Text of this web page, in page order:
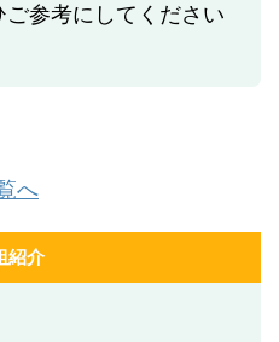
ご参考にしてください
へ
紹介